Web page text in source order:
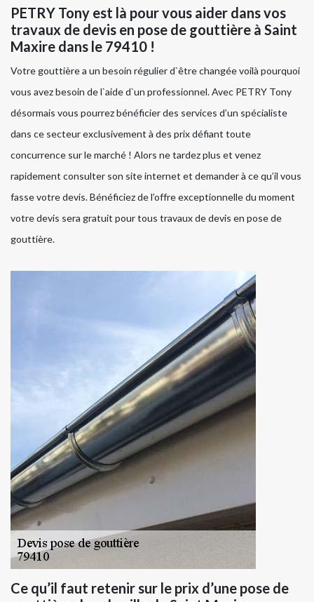
PETRY Tony est là pour vous aider dans vos
travaux de devis en pose de gouttière à Saint
Maxire dans le 79410 !
Votre gouttière a un besoin régulier d`être changée voilà pourquoi
vous avez besoin de l`aide d`un professionnel. Avec PETRY Tony
désormais vous pourrez bénéficier des services d’un spécialiste
dans ce secteur exclusivement à des prix défiant toute
concurrence sur le marché ! Alors ne tardez plus et venez
rapidement consulter son site internet et demander à ce qu’il vous
fasse votre devis. Bénéficiez de l’offre exceptionnelle du moment
votre devis sera gratuit pour tous travaux de devis en pose de
gouttière.
Ce qu’il faut retenir sur le prix d’une pose de